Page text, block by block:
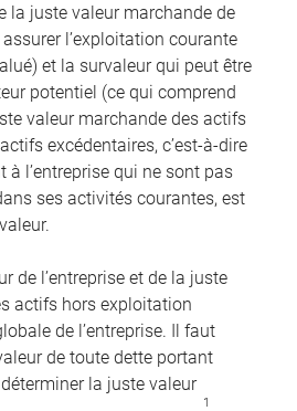
la juste valeur marchande de
l’exploitation courante
et la survaleur qui peut être
potentiel (ce qui comprend
valeur marchande des actifs
excédentaires, c’est-à-dire
l’entreprise qui ne sont pas
ses activités courantes, est
de l’entreprise et de la juste
actifs hors exploitation
de l’entreprise. Il faut
de toute dette portant
la juste valeur
1